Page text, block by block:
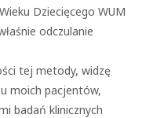
Dziecięcego WUM
odczulanie
tej metody, widzę
moich pacjentów,
badań klinicznych